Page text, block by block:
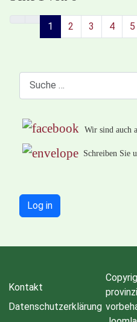
1 2 3 4 5
Suchen
Wir sind auch
Schreiben Sie
Log in
Kontakt
Datenschutzerklärung